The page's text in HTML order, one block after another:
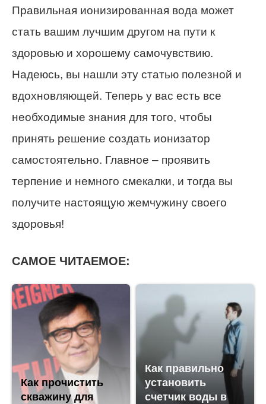
Правильная ионизированная вода может
стать вашим лучшим другом на пути к
здоровью и хорошему самочувствию.
Надеюсь, вы нашли эту статью полезной и
вдохновляющей. Теперь у вас есть все
необходимые знания для того, чтобы
принять решение создать ионизатор
самостоятельно. Главное – проявить
терпение и немного смекалки, и тогда вы
получите настоящую жемчужину своего
здоровья!
САМОЕ ЧИТАЕМОЕ:
Как прочистить
скважину для
Как правильно
установить
счетчик воды в